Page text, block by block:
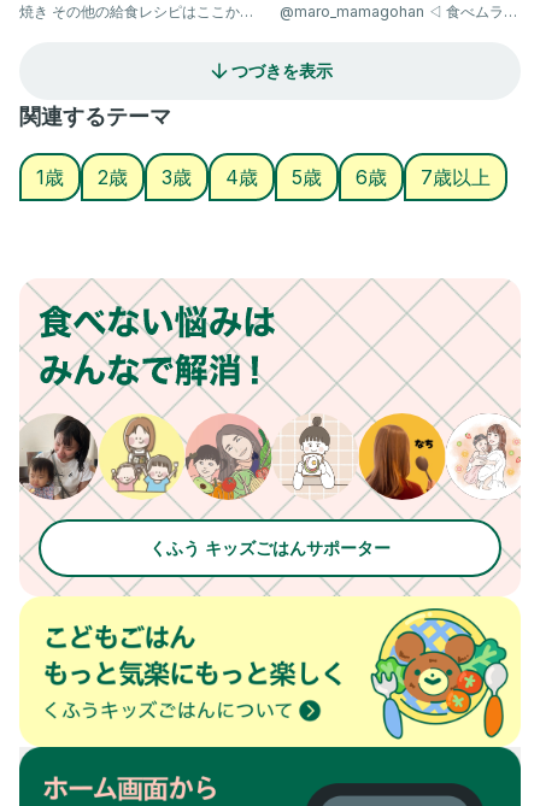
焼き その他の給食レシピはここから
@maro_mamagohan ◁ 食べムラっ
つづきを表示
関連するテーマ
1歳 2歳 3歳 4歳 5歳 6歳 7歳以上
くふう キッズごはんサポーター